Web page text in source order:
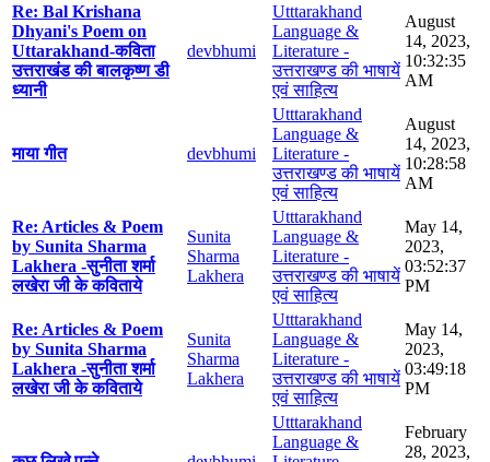
Re: Bal Krishana
Dhyani's Poem on
Uttarakhand-कविता
उत्तराखंड की बालकृष्ण डी
ध्यानी
devbhumi
Utttarakhand
Language &
Literature -
उत्तराखण्ड की भाषायें
एवं साहित्य
August
14, 2023,
10:32:35
AM
माया गीत devbhumi
Utttarakhand
Language &
Literature -
उत्तराखण्ड की भाषायें
एवं साहित्य
August
14, 2023,
10:28:58
AM
Re: Articles & Poem
by Sunita Sharma
Lakhera -सुनीता शर्मा
लखेरा जी के कविताये
Sunita
Sharma
Lakhera
Utttarakhand
Language &
Literature -
उत्तराखण्ड की भाषायें
एवं साहित्य
May 14,
2023,
03:52:37
PM
Re: Articles & Poem
by Sunita Sharma
Lakhera -सुनीता शर्मा
लखेरा जी के कविताये
Sunita
Sharma
Lakhera
Utttarakhand
Language &
Literature -
उत्तराखण्ड की भाषायें
एवं साहित्य
May 14,
2023,
03:49:18
PM
Utttarakhand
Language &
February
28, 2023,